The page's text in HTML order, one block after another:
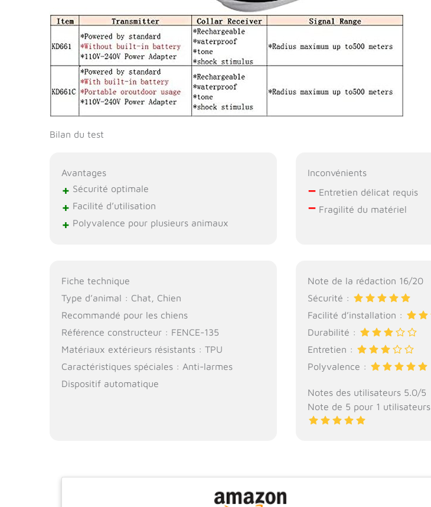
Bilan du test
Avantages
+ Sécurité optimale
+ Facilité d’utilisation
+ Polyvalence pour plusieurs animaux
Inconvénients
– Entretien délicat requis
– Fragilité du matériel
Fiche technique
Type d’animal : Chat, Chien
Recommandé pour les chiens
Référence constructeur : FENCE-135
Matériaux extérieurs résistants : TPU
Caractéristiques spéciales : Anti-larmes
Dispositif automatique
Note de la rédaction 16/20
Sécurité :
Facilité d’installation :
Durabilité :
Entretien :
Polyvalence :
Notes des utilisateurs 5.0/5
Note de 5 pour 1 utilisateurs